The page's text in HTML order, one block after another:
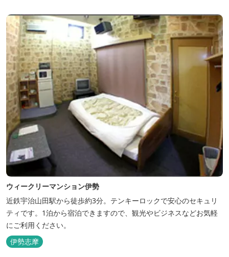
ウィークリーマンション伊勢
近鉄宇治山田駅から徒歩約3分。テンキーロックで安心のセキュリ
ティです。1泊から宿泊できますので、観光やビジネスなどお気軽
にご利用ください。
伊勢志摩